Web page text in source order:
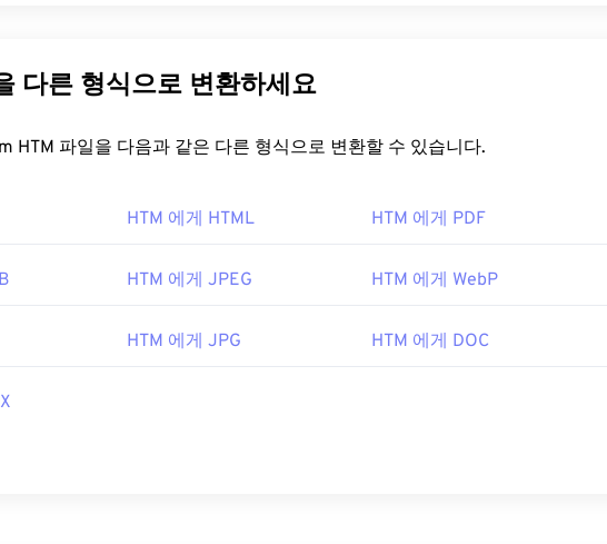
다른 형식으로 변환하세요
FreeConvert.com HTM 파일을 다음과 같은 다른 형식으로 변환할 수 있습니다.
HTM 에게 HTML HTM 에게 PDF
HTM 에게 JPEG HTM 에게 WebP
HTM 에게 JPG HTM 에게 DOC